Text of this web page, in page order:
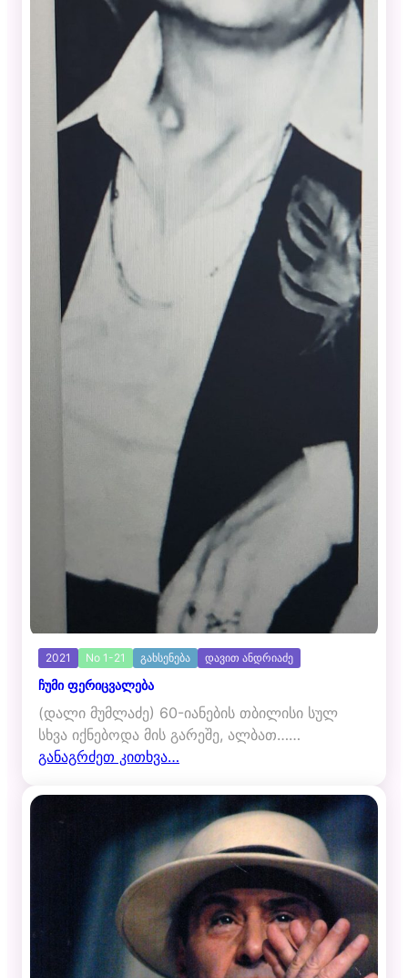
2021 No 1-21 გახსენება დავით ანდრიაძე
ჩუმი ფერიცვალება
(დალი მუმლაძე) 60-იანების თბილისი სულ
სხვა იქნებოდა მის გარეშე, ალბათ……
განაგრძეთ კითხვა…